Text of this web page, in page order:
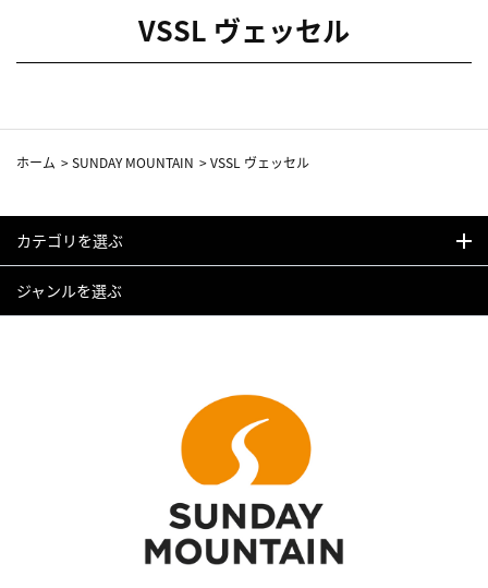
VSSL ヴェッセル
ホーム >SUNDAY MOUNTAIN >VSSL ヴェッセル
カテゴリを選ぶ
ジャンルを選ぶ